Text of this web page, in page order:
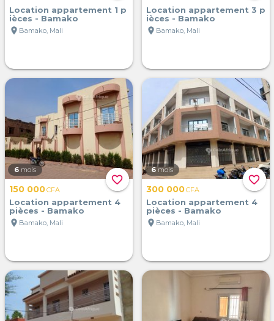
Location appartement 1 p
ièces - Bamako
location_on Bamako, Mali
Location appartement 3 p
ièces - Bamako
location_on Bamako, Mali
favorite_border
6 mois
150 000CFA
Location appartement 4
pièces - Bamako
location_on Bamako, Mali
favorite_border
6 mois
300 000CFA
Location appartement 4
pièces - Bamako
location_on Bamako, Mali